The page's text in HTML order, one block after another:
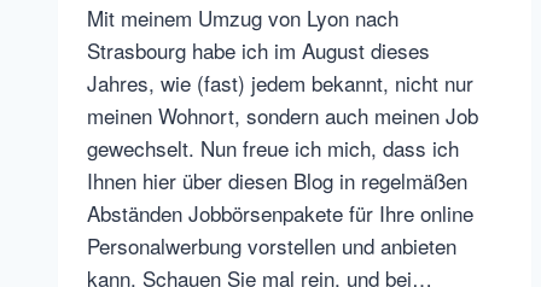
Mit meinem Umzug von Lyon nach
Strasbourg habe ich im August dieses
Jahres, wie (fast) jedem bekannt, nicht nur
meinen Wohnort, sondern auch meinen Job
gewechselt. Nun freue ich mich, dass ich
Ihnen hier über diesen Blog in regelmäßen
Abständen Jobbörsenpakete für Ihre online
Personalwerbung vorstellen und anbieten
kann. Schauen Sie mal rein, und bei…